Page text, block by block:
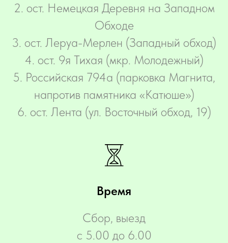
2. ост. Немецкая Деревня на Западном
Обходе
3. ост. Леруа-Мерлен (Западный обход)
4. ост. 9я Тихая (мкр. Молодежный)
5. Российская 794а (парковка Магнита,
напротив памятника «Катюше»)
6. ост. Лента (ул. Восточный обход, 19)
Время
Сбор, выезд
с 5.00 до 6.00